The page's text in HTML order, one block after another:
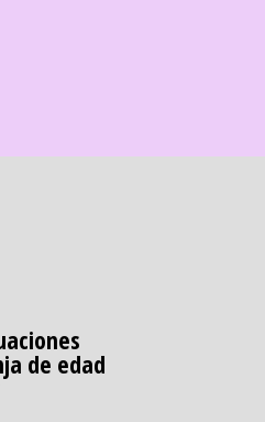
de edad